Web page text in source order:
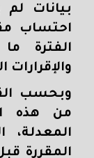
بيانات لم
احتساب
الفترة
والإقرارات
وبحسب
من هذه
المعدلة،
المقررة